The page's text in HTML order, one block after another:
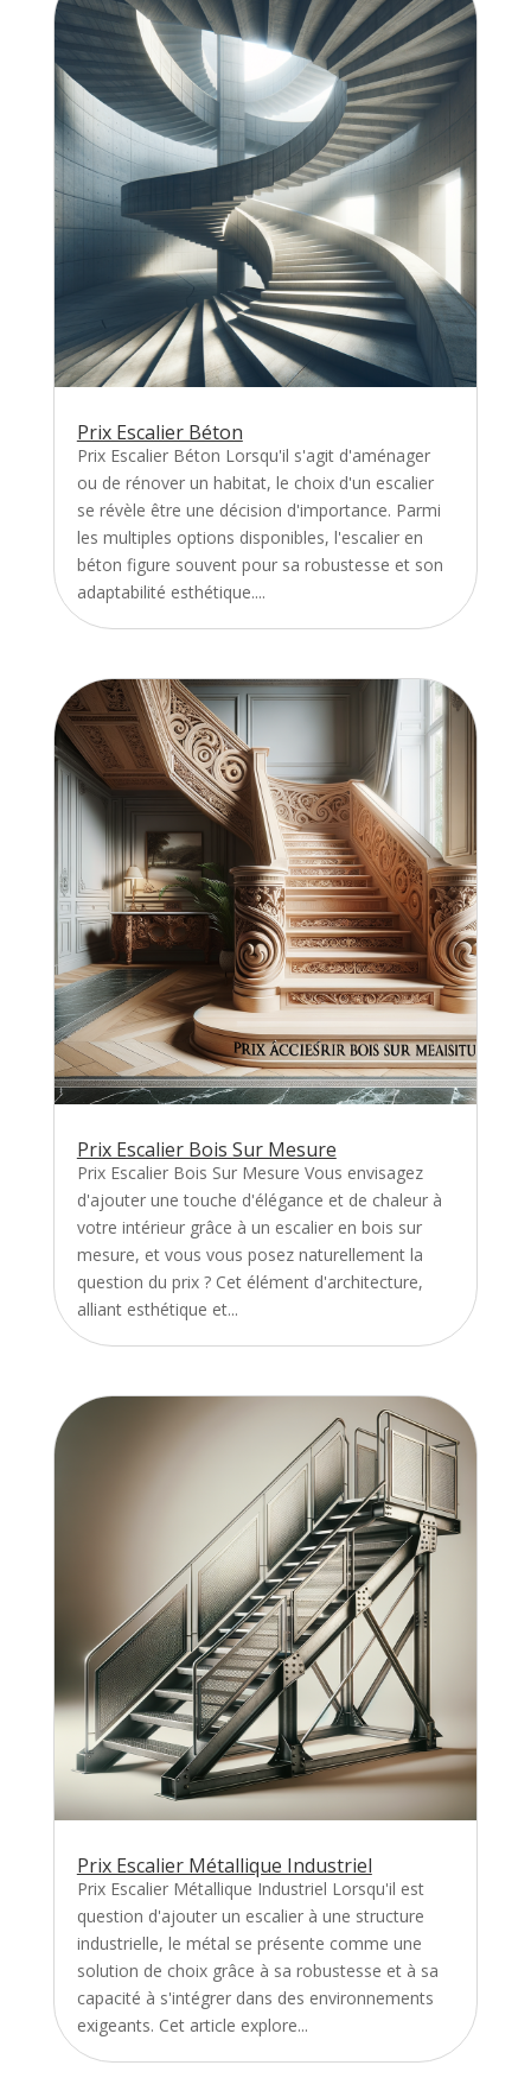
Prix Escalier Béton
Prix Escalier Béton Lorsqu'il s'agit d'aménager
ou de rénover un habitat, le choix d'un escalier
se révèle être une décision d'importance. Parmi
les multiples options disponibles, l'escalier en
béton figure souvent pour sa robustesse et son
adaptabilité esthétique....
Prix Escalier Bois Sur Mesure
Prix Escalier Bois Sur Mesure Vous envisagez
d'ajouter une touche d'élégance et de chaleur à
votre intérieur grâce à un escalier en bois sur
mesure, et vous vous posez naturellement la
question du prix ? Cet élément d'architecture,
alliant esthétique et...
Prix Escalier Métallique Industriel
Prix Escalier Métallique Industriel Lorsqu'il est
question d'ajouter un escalier à une structure
industrielle, le métal se présente comme une
solution de choix grâce à sa robustesse et à sa
capacité à s'intégrer dans des environnements
exigeants. Cet article explore...